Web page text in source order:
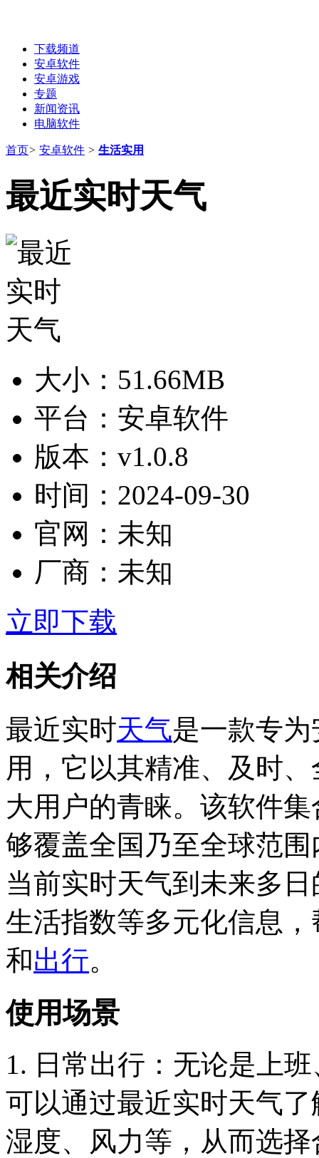
下载频道
安卓软件
安卓游戏
专题
新闻资讯
电脑软件
首页> 安卓软件 > 生活实用
最近实时天气
大小： 51.66MB
平台： 安卓软件
版本： v1.0.8
时间： 2024-09-30
官网： 未知
厂商： 未知
立即下载
相关介绍
最近实时天气是一款专
用，它以其精准、及时
大用户的青睐。该软件
够覆盖全国乃至全球范
当前实时天气到未来多
生活指数等多元化信息
和出行。
使用场景
1. 日常出行：无论是上
可以通过最近实时天气
湿度、风力等，从而选